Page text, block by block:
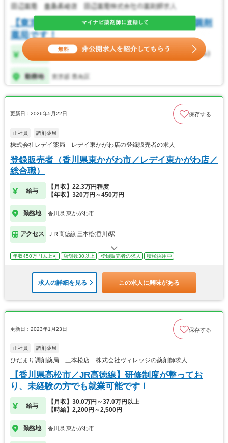
更新日：2026年5月22日 保存する
正社員 調剤薬局
株式会社レデイ薬局 レデイ東かがわ店の登録販売者の求人
登録販売者（香川県東かがわ市／レデイ東かがわ店／
総合職）
給与
【月収】22.3万円程度
【年収】320万円～450万円
勤務地 香川県 東かがわ市
アクセス ＪＲ高徳線 三本松(香川)駅
年収450万円以上可 店舗数30以上 登録販売者の求人 積極採用中
求人の詳細を見る この求人に興味がある
更新日：2023年1月23日 保存する
正社員 調剤薬局
ひだまり調剤薬局 三本松店 株式会社ヴィレッジの薬剤師求人
【香川県高松市／JR高徳線】研修制度が整ってお
り、未経験の方でも就業可能です！
給与
【月収】30.0万円～37.0万円以上
【時給】2,200円～2,500円
勤務地 香川県 東かがわ市